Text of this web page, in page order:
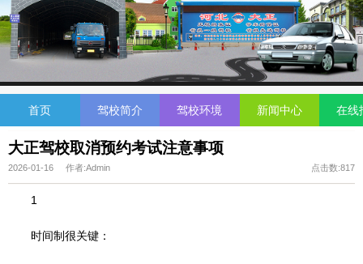
首页 驾校简介 驾校环境 新闻中心 在线
大正驾校取消预约考试注意事项
2026-01-16 作者:Admin 点击数:817
1
时间制很关键：